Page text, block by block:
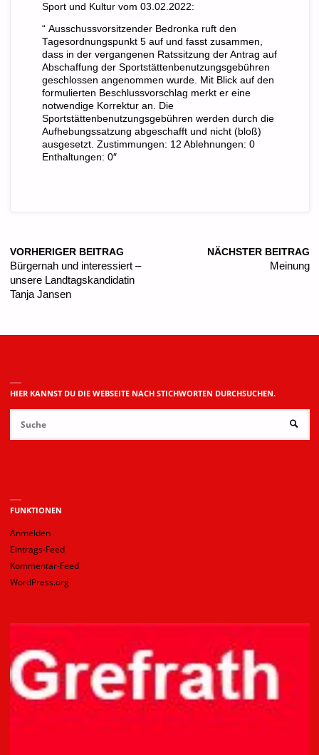
Sport und Kultur vom 03.02.2022:
“ Ausschussvorsitzender Bedronka ruft den
Tagesordnungspunkt 5 auf und fasst zusammen,
dass in der vergangenen Ratssitzung der Antrag auf
Abschaffung der Sportstättenbenutzungsgebühren
geschlossen angenommen wurde. Mit Blick auf den
formulierten Beschlussvorschlag merkt er eine
notwendige Korrektur an. Die
Sportstättenbenutzungsgebühren werden durch die
Aufhebungssatzung abgeschafft und nicht (bloß)
ausgesetzt. Zustimmungen: 12 Ablehnungen: 0
Enthaltungen: 0″
VORHERIGER BEITRAG
Bürgernah und interessiert –
unsere Landtagskandidatin
Tanja Jansen
NÄCHSTER BEITRAG
Meinung
HIER KANNST DU DIE WEBSEITE NACH STICHWORTEN DURCHSUCHEN.
SUCHE
FUNKTIONEN
Anmelden
Eintrags-Feed
Kommentar-Feed
WordPress.org